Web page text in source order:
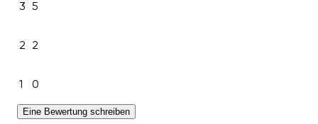
3 5
2 2
1 0
Eine Bewertung schreiben